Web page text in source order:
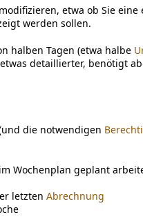
etwa ob Sie
werden sollen.
halben Tagen (etwa halbe
detaillierter, benötigt
die notwendigen
Wochenplan geplant
letzten Abrechnung